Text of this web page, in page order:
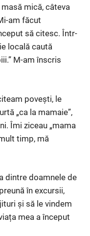
mică, câteva
am făcut
să citesc. Într-
locală caută
M-am înscris
povești, le
„ca la mamaie”,
Îmi ziceau „mama
timp, mă
dintre doamnele de
în excursii,
și să le vindem
mea a început